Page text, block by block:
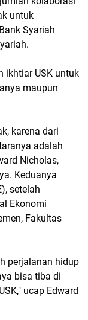
untuk
Syariah
ikhtiar USK untuk
maupun
karena dari
adalah
Nicholas,
Keduanya
setelah
Ekonomi
Fakultas
perjalanan hidup
bisa tiba di
ucap Edward